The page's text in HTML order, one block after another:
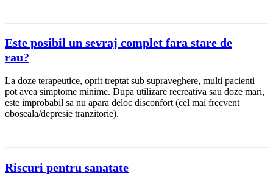
Este posibil un sevraj complet fara stare de
rau?
La doze terapeutice, oprit treptat sub supraveghere, multi pacienti
pot avea simptome minime. Dupa utilizare recreativa sau doze mari,
este improbabil sa nu apara deloc disconfort (cel mai frecvent
oboseala/depresie tranzitorie).
Riscuri pentru sanatate